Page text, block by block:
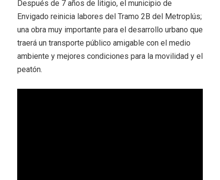
Después de 7 años de litigio, el municipio de
Envigado reinicia labores del Tramo 2B del Metroplús;
una obra muy importante para el desarrollo urbano que
traerá un transporte público amigable con el medio
ambiente y mejores condiciones para la movilidad y el
peatón.